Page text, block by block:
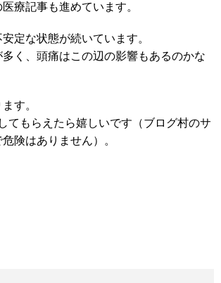
療記事も進めています。
定な状態が続いています。
く、頭痛はこの辺の影響もあるのかな
す。
てもらえたら嬉しいです（ブログ村のサ
険はありません）。